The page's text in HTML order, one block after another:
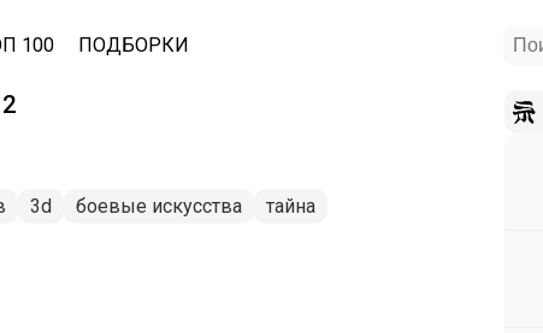
100 ПОДБОРКИ
3d боевые искусства тайна